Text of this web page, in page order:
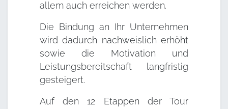
allem auch erreichen werden.
Die Bindung an Ihr Unternehmen
wird dadurch nachweislich erhöht
sowie die Motivation und
Leistungsbereitschaft langfristig
gesteigert.
Auf den 12 Etappen der Tour